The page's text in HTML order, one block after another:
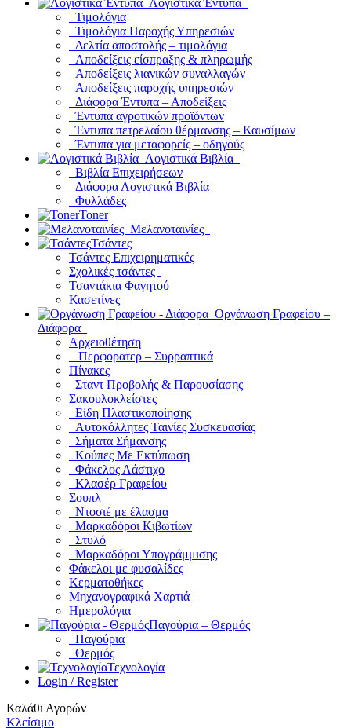
Λογιστικά Έντυπα
Τιμολόγια
Τιμολόγια Παροχής Υπηρεσιών
Δελτία αποστολής – τιμολόγια
Αποδείξεις είσπραξης & πληρωμής
Αποδείξεις λιανικών συναλλαγών
Αποδείξεις παροχής υπηρεσιών
Διάφορα Έντυπα – Αποδείξεις
Έντυπα αγροτικών προϊόντων
Έντυπα πετρελαίου θέρμανσης – Καυσίμων
Έντυπα για μεταφορείς – οδηγούς
Λογιστικά Βιβλία
Βιβλία Επιχειρήσεων
Διάφορα Λογιστικά Βιβλία
Φυλλάδες
Toner
Μελανοταινίες
Τσάντες
Τσάντες Επιχειρηματικές
Σχολικές τσάντες
Τσαντάκια Φαγητού
Κασετίνες
Οργάνωση Γραφείου –
Διάφορα
Αρχειοθέτηση
Περφορατερ – Συρραπτικά
Πίνακες
Σταντ Προβολής & Παρουσίασης
Σακουλοκλείστες
Είδη Πλαστικοποίησης
Αυτοκόλλητες Ταινίες Συσκευασίας
Σήματα Σήμανσης
Κούπες Με Εκτύπωση
Φάκελος Λάστιχο
Κλασέρ Γραφείου
Σουπλ
Ντοσιέ με έλασμα
Μαρκαδόροι Κιβωτίων
Στυλό
Μαρκαδόροι Υπογράμμισης
Φάκελοι με φυσαλίδες
Κερματοθήκες
Μηχανογραφικά Χαρτιά
Ημερολόγια
Παγούρια – Θερμός
Παγούρια
Θερμός
Τεχνολογία
Login / Register
Καλάθι Αγορών
Κλείσιμο